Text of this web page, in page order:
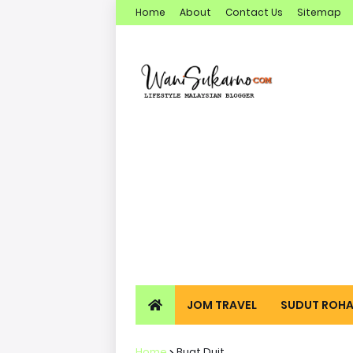
Home About Contact Us Sitemap
JOM TRAVEL SUDUT